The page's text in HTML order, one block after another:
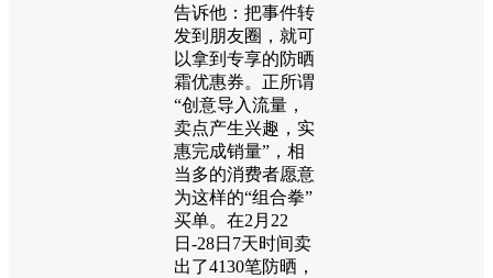
告诉他：把事件转
发到朋友圈，就可
以拿到专享的防晒
霜优惠券。 正所谓
“创意导入流量，
卖点产生兴趣，实
惠完成销量”，相
当多的消费者愿意
为这样的“组合拳”
买单。在2月22
日-28日7天时间卖
出了4130笔防晒，